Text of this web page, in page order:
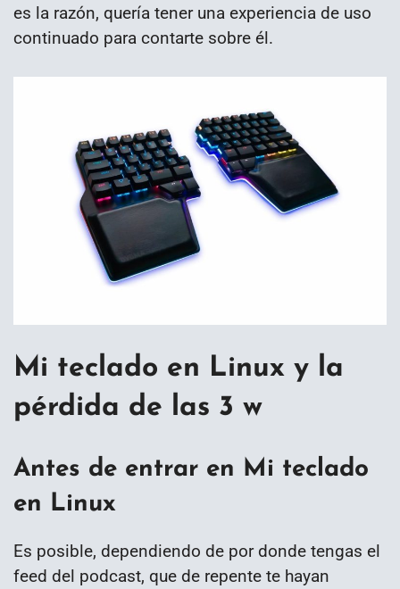
es la razón, quería tener una experiencia de uso
continuado para contarte sobre él.
Mi teclado en Linux y la
pérdida de las 3 w
Antes de entrar en Mi teclado
en Linux
Es posible, dependiendo de por donde tengas el
feed del podcast, que de repente te hayan